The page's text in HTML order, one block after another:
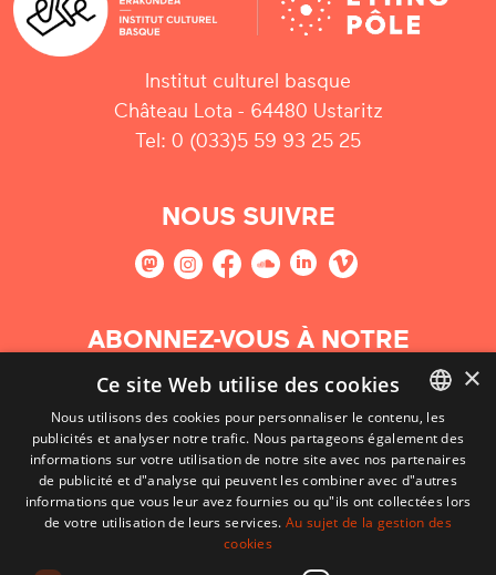
Institut culturel basque
Château Lota - 64480 Ustaritz
Tel: 0 (033)5 59 93 25 25
NOUS SUIVRE
ABONNEZ-VOUS À NOTRE
NEWSLETTER
S'abonner
BASQUE
FRENCH
×
Ce site Web utilise des cookies
Nous utilisons des cookies pour personnaliser le contenu, les
publicités et analyser notre trafic. Nous partageons également des
informations sur votre utilisation de notre site avec nos partenaires
de publicité et d"analyse qui peuvent les combiner avec d"autres
informations que vous leur avez fournies ou qu"ils ont collectées lors
de votre utilisation de leurs services.Au sujet de la gestion des
cookies